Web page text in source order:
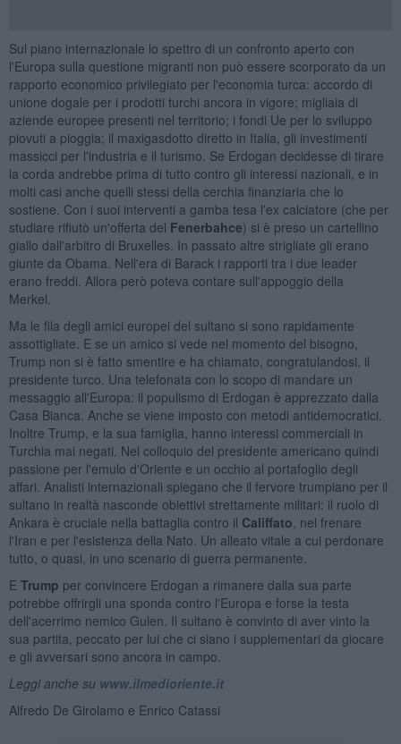
Sul piano internazionale lo spettro di un confronto aperto con
l'Europa sulla questione migranti non può essere scorporato da un
rapporto economico privilegiato per l'economia turca: accordo di
unione dogale per i prodotti turchi ancora in vigore; migliaia di
aziende europee presenti nel territorio; i fondi Ue per lo sviluppo
piovuti a pioggia; il maxigasdotto diretto in Italia, gli investimenti
massicci per l'industria e il turismo. Se Erdogan decidesse di tirare
la corda andrebbe prima di tutto contro gli interessi nazionali, e in
molti casi anche quelli stessi della cerchia finanziaria che lo
sostiene. Con i suoi interventi a gamba tesa l'ex calciatore (che per
studiare rifiutò un'offerta del Fenerbahce) si è preso un cartellino
giallo dall'arbitro di Bruxelles. In passato altre strigliate gli erano
giunte da Obama. Nell'era di Barack i rapporti tra i due leader
erano freddi. Allora però poteva contare sull'appoggio della
Merkel.
Ma le fila degli amici europei del sultano si sono rapidamente
assottigliate. E se un amico si vede nel momento del bisogno,
Trump non si è fatto smentire e ha chiamato, congratulandosi, il
presidente turco. Una telefonata con lo scopo di mandare un
messaggio all'Europa: il populismo di Erdogan è apprezzato dalla
Casa Bianca. Anche se viene imposto con metodi antidemocratici.
Inoltre Trump, e la sua famiglia, hanno interessi commerciali in
Turchia mai negati. Nel colloquio del presidente americano quindi
passione per l'emulo d'Oriente e un occhio al portafoglio degli
affari. Analisti internazionali spiegano che il fervore trumpiano per il
sultano in realtà nasconde obiettivi strettamente militari: il ruolo di
Ankara è cruciale nella battaglia contro il Califfato , nel frenare
l'Iran e per l'esistenza della Nato. Un alleato vitale a cui perdonare
tutto, o quasi, in uno scenario di guerra permanente.
E Trump per convincere Erdogan a rimanere dalla sua parte
potrebbe offrirgli una sponda contro l'Europa e forse la testa
dell'acerrimo nemico Gulen. Il sultano è convinto di aver vinto la
sua partita, peccato per lui che ci siano i supplementari da giocare
e gli avversari sono ancora in campo.
Leggi anche su www.ilmedioriente.it
Alfredo De Girolamo e Enrico Catassi